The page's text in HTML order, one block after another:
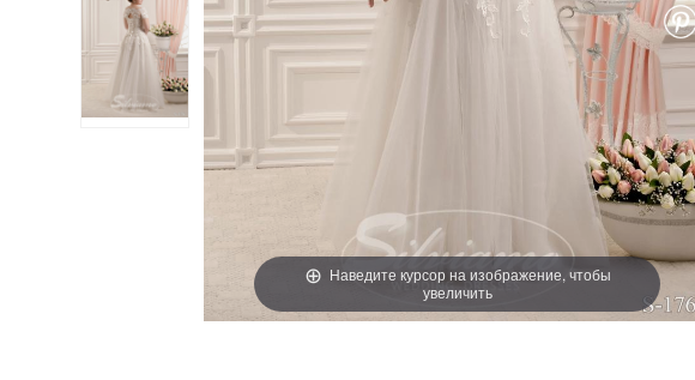
Наведите курсор на изображение, чтобы
увеличить